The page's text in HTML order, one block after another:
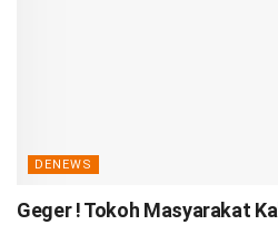
DENEWS
Geger ! Tokoh Masyarakat